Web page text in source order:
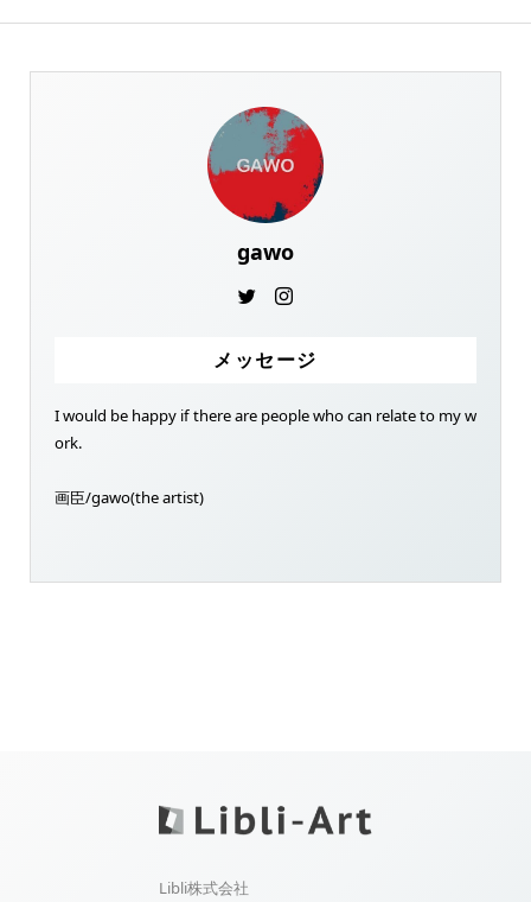
gawo
メッセージ
I would be happy if there are people who can relate to my w
ork.
画臣/gawo(the artist)
Libli株式会社